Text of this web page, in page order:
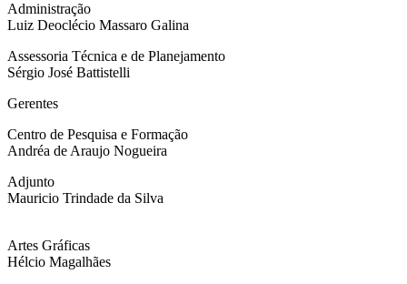
Administração
Luiz Deoclécio Massaro Galina
Assessoria Técnica e de Planejamento
Sérgio José Battistelli
Gerentes
Centro de Pesquisa e Formação
Andréa de Araujo Nogueira
Adjunto
Mauricio Trindade da Silva
Artes Gráficas
Hélcio Magalhães